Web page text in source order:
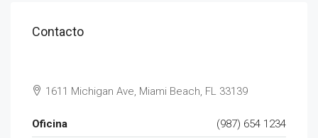
Contacto
1611 Michigan Ave, Miami Beach, FL 33139
Oficina
(987) 654 1234